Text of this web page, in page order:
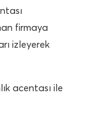
firmaya
izleyerek
acentası ile